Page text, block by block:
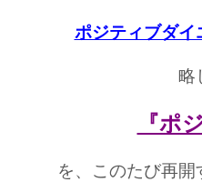
ポジティブダイ
略
『ポ
を、このたび再